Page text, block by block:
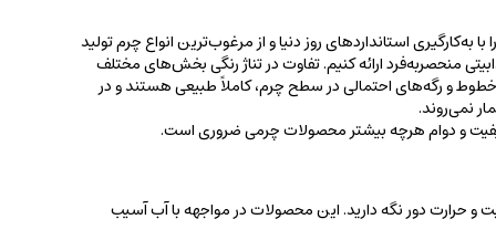
به‌کارگیری استانداردهای روز دنیا و از مرغوب‌ترین انواع چرم تولید
منحصربه‌فرد ارائه کنیم. تفاوت در تناژ رنگی بخش‌های مختلف
و رگه‌‌های احتمالی در سطح چرم، کاملاً طبیعی هستند و در
نمی‌روند.
و دوام هرچه بیشتر محصولات چرمی ضروری است.
و حرارت دور نگه دارید. این محصولات در مواجهه با آب آسیب